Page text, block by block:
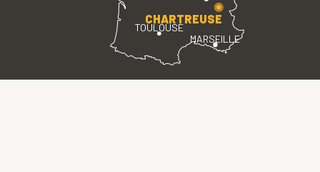
TOULOUSE
MARSEILLE
CHARTREUSE